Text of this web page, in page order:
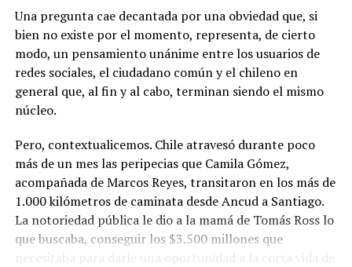
Una pregunta cae decantada por una obviedad que, si
bien no existe por el momento, representa, de cierto
modo, un pensamiento unánime entre los usuarios de
redes sociales, el ciudadano común y el chileno en
general que, al fin y al cabo, terminan siendo el mismo
núcleo.
Pero, contextualicemos. Chile atravesó durante poco
más de un mes las peripecias que Camila Gómez,
acompañada de Marcos Reyes, transitaron en los más de
1.000 kilómetros de caminata desde Ancud a Santiago.
La notoriedad pública le dio a la mamá de Tomás Ross lo
que buscaba, conseguir los $3.500 millones que
necesitaba para darle una oportunidad a la corta vida de